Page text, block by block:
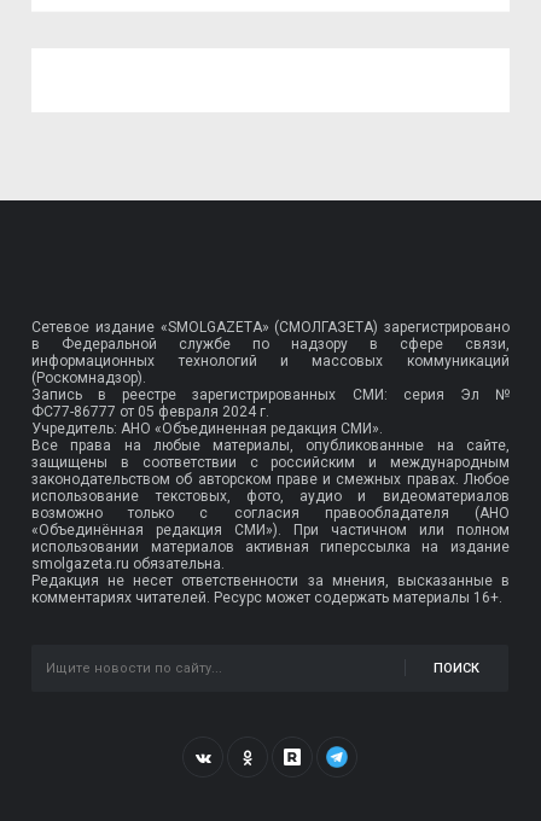
Сетевое издание «SMOLGAZETA» (СМОЛГАЗЕТА) зарегистрировано
в Федеральной службе по надзору в сфере связи,
информационных технологий и массовых коммуникаций
(Роскомнадзор).
Запись в реестре зарегистрированных СМИ: серия Эл №
ФС77-86777 от 05 февраля 2024 г.
Учредитель: АНО «Объединенная редакция СМИ».
Все права на любые материалы, опубликованные на сайте,
защищены в соответствии с российским и международным
законодательством об авторском праве и смежных правах. Любое
использование текстовых, фото, аудио и видеоматериалов
возможно только с согласия правообладателя (АНО
«Объединённая редакция СМИ»). При частичном или полном
использовании материалов активная гиперссылка на издание
smolgazeta.ru обязательна.
Редакция не несет ответственности за мнения, высказанные в
комментариях читателей. Ресурс может содержать материалы 16+.
ПОИСК